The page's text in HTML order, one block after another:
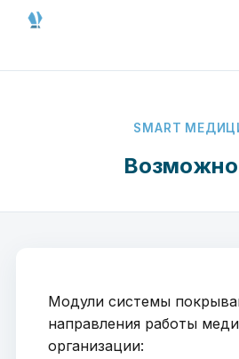
SMART
Модули системы
направления работы
организации: